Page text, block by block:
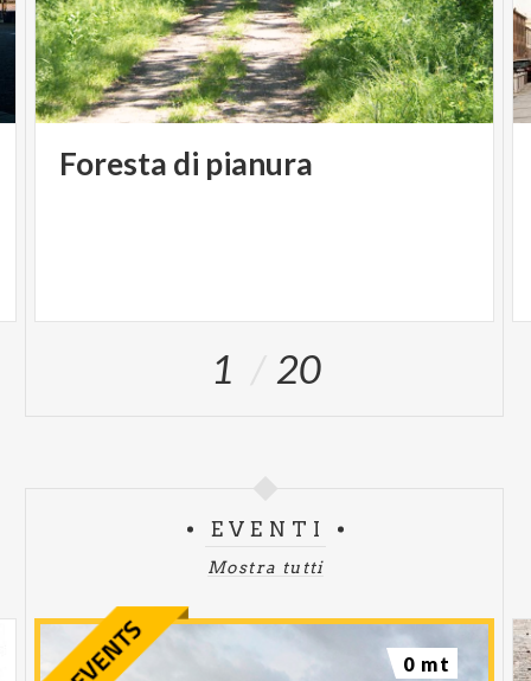
Foresta di pianura
1 20
EVENTI
Mostra tutti
0 mt